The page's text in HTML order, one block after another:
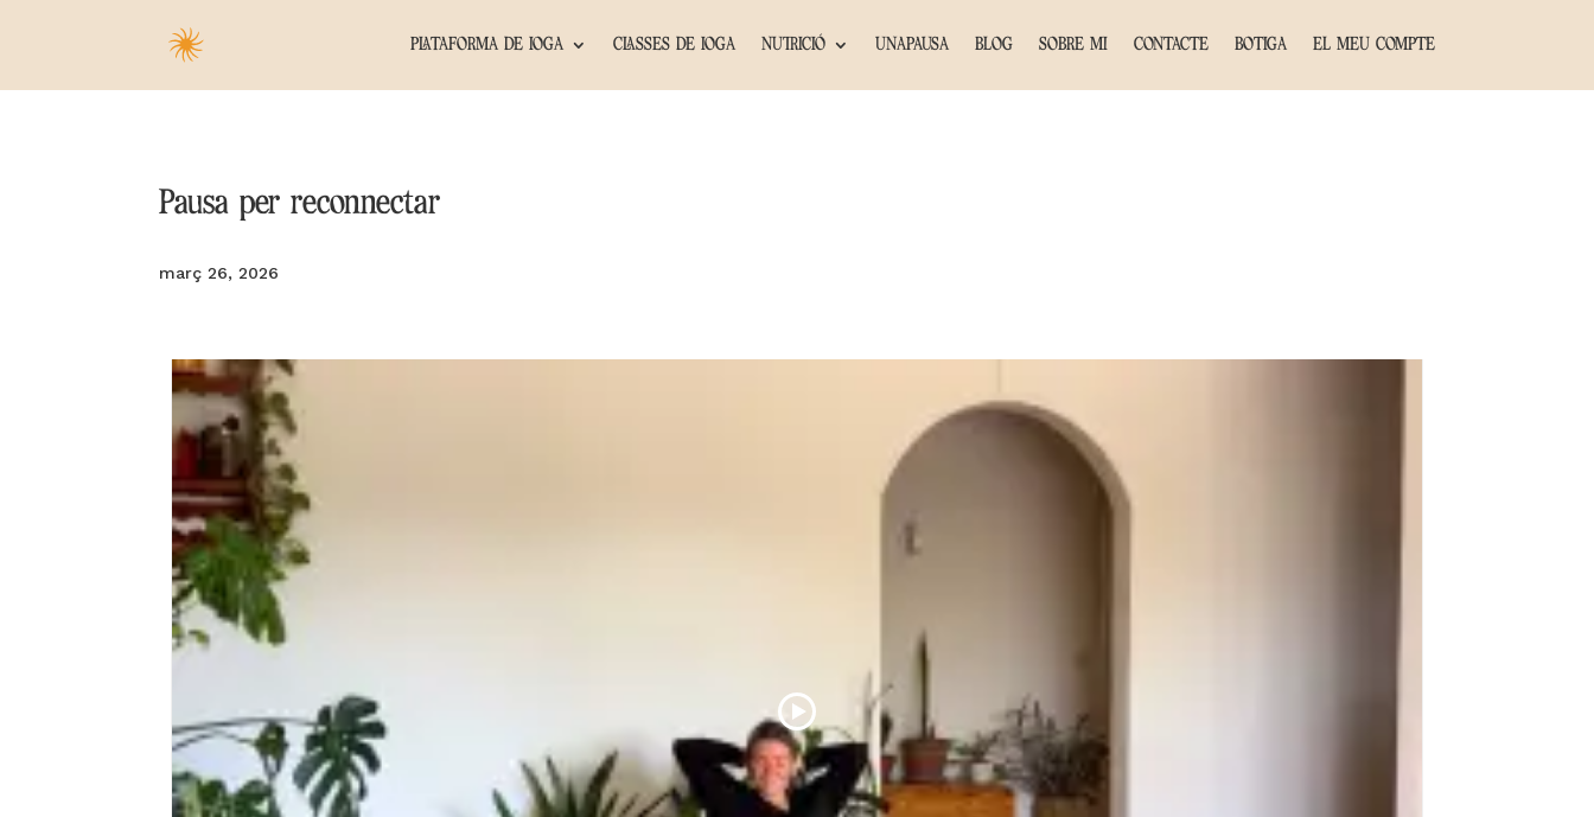
PLATAFORMA DE IOGA CLASSES DE IOGA NUTRICIÓ UNAPAUSA BLOG SOBRE MI CONTACTE BOTIGA EL MEU COMPTE
Pausa per reconnectar
març 26, 2026